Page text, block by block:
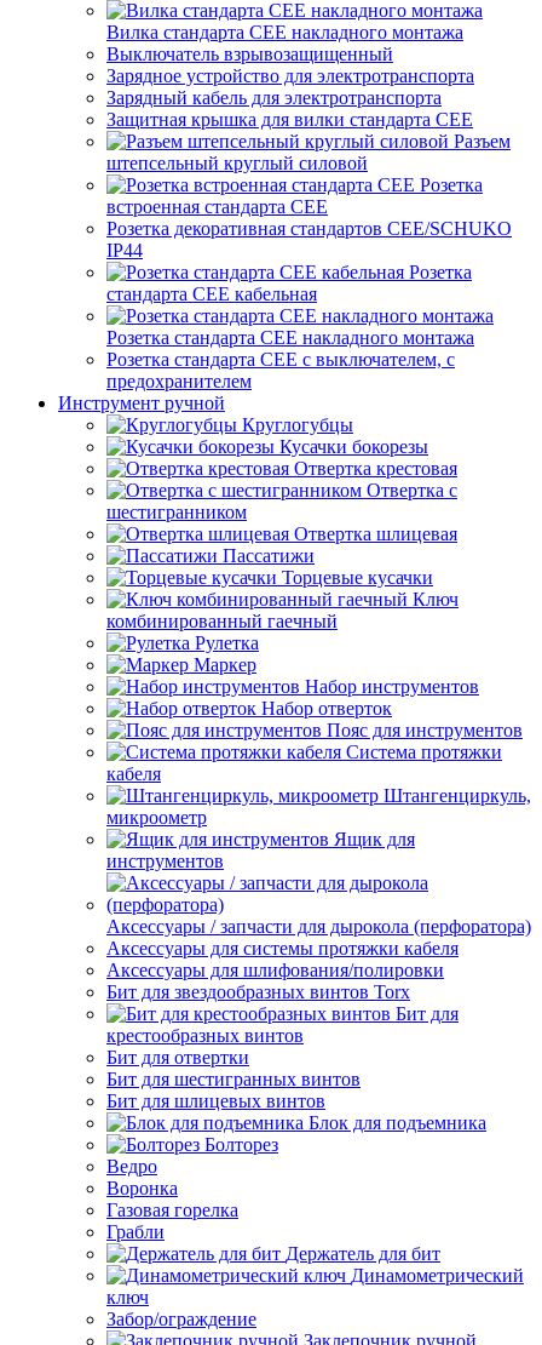
Вилка стандарта CEE накладного монтажа
Выключатель взрывозащищенный
Зарядное устройство для электротранспорта
Зарядный кабель для электротранспорта
Защитная крышка для вилки стандарта CEE
Разъем
штепсельный круглый силовой
Розетка
встроенная стандарта CEE
Розетка декоративная стандартов CEE/SCHUKO
IP44
Розетка
стандарта СЕЕ кабельная
Розетка стандарта СЕЕ накладного монтажа
Розетка стандарта СЕЕ с выключателем, с
предохранителем
Инструмент ручной
Круглогубцы
Кусачки бокорезы
Отвертка крестовая
Отвертка с
шестигранником
Отвертка шлицевая
Пассатижи
Торцевые кусачки
Ключ
комбинированный гаечный
Рулетка
Маркер
Набор инструментов
Набор отверток
Пояс для инструментов
Система протяжки
кабеля
Штангенциркуль,
микроометр
Ящик для
инструментов
Аксессуары / запчасти для дырокола (перфоратора)
Аксессуары для системы протяжки кабеля
Аксессуары для шлифования/полировки
Бит для звездообразных винтов Torx
Бит для
крестообразных винтов
Бит для отвертки
Бит для шестигранных винтов
Бит для шлицевых винтов
Блок для подъемника
Болторез
Ведро
Воронка
Газовая горелка
Грабли
Держатель для бит
Динамометрический
ключ
Забор/ограждение
Заклепочник ручной